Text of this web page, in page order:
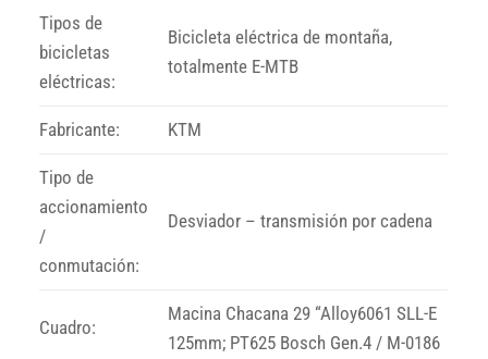
Tipos de
bicicletas
eléctricas:
Bicicleta eléctrica de montaña,
totalmente E-MTB
Fabricante: KTM
Tipo de
accionamiento
/
conmutación:
Desviador – transmisión por cadena
Cuadro:
Macina Chacana 29 “Alloy6061 SLL-E
125mm; PT625 Bosch Gen.4 / M-0186